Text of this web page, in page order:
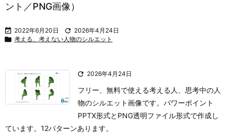
ント／PNG画像）
 2022年6月20日  2026年4月24日
 考える、考えない人物のシルエット
 2026年4月24日
フリー、無料で使える考える人、思考中の人
物のシルエット画像です。パワーポイント
PPTX形式とPNG透明ファイル形式で作成し
ています。12パターンあります。